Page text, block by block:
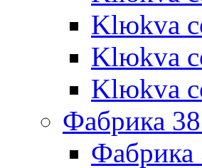
Klюkva
Klюkva
Klюkva
Фабрика
Фабрика